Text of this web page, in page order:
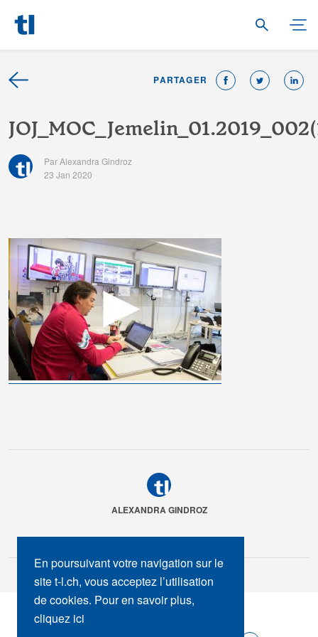
PARTAGER
JOJ MOC Jemelin 01.2019 002(
Par Alexandra Gindroz
23 Jan 2020
ALEXANDRA GINDROZ
En poursuivant votre navigation sur le
site t-l.ch, vous acceptez l’utilisation
de cookies. Pour en savoir plus,
cliquez ici